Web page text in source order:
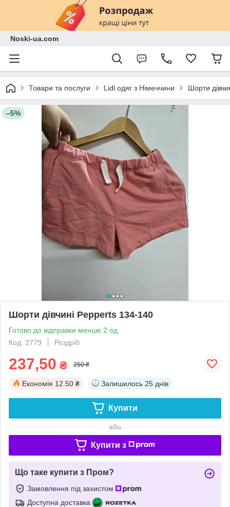
Noski-ua.com
Товари та послуги Lidl одяг з Німеччини Шорти
–5%
Шорти дівчині Pepperts 134-140
Готово до відправки менше 2 од.
Код: 2779
Роздріб
237,50 ₴ 250 ₴
Економія 12.50 ₴ Залишилось 25 днів
Купити
або
Купити з
Що таке купити з Пром?
Замовлення під захистом
Доступна доставка